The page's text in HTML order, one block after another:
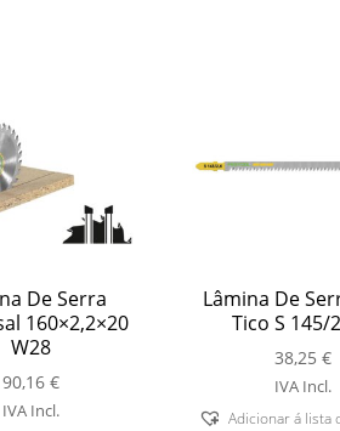
De Serra
160×2,2×20
W28
90,16€
IVA Incl.
Lâmina De
Tico S 145/
38,25€
IVA Incl.
Adicionar á lista